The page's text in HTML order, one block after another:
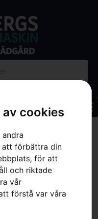
cookies
att förbättra din
för att
och riktade
vår
förstå var våra
förmånliga köpen är
som passar din
vid noggrant utval och